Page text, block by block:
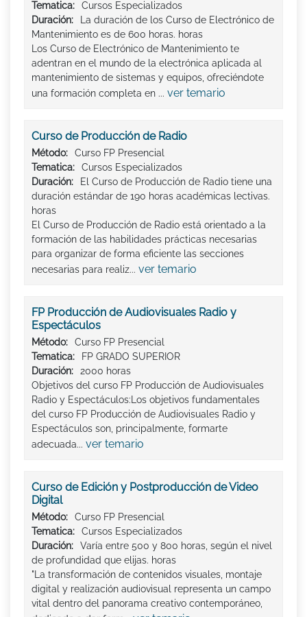
Tematica:
Cursos Especializados
Duración:
La duración de los Curso de Electrónico de
Mantenimiento es de 600 horas. horas
Los Curso de Electrónico de Mantenimiento te
adentran en el mundo de la electrónica aplicada al
mantenimiento de sistemas y equipos, ofreciéndote
una formación completa en ... ver temario
Curso de Producción de Radio
Método:
Curso FP Presencial
Tematica:
Cursos Especializados
Duración:
El Curso de Producción de Radio tiene una
duración estándar de 190 horas académicas lectivas.
horas
El Curso de Producción de Radio está orientado a la
formación de las habilidades prácticas necesarias
para organizar de forma eficiente las secciones
necesarias para realiz... ver temario
FP Producción de Audiovisuales Radio y
Espectáculos
Método:
Curso FP Presencial
Tematica:
FP GRADO SUPERIOR
Duración:
2000 horas
Objetivos del curso FP Producción de Audiovisuales
Radio y Espectáculos:Los objetivos fundamentales
del curso FP Producción de Audiovisuales Radio y
Espectáculos son, principalmente, formarte
adecuada... ver temario
Curso de Edición y Postproducción de Video
Digital
Método:
Curso FP Presencial
Tematica:
Cursos Especializados
Duración:
Varía entre 500 y 800 horas, según el nivel
de profundidad que elijas. horas
"La transformación de contenidos visuales, montaje
digital y realización audiovisual representa un campo
vital dentro del panorama creativo contemporáneo,